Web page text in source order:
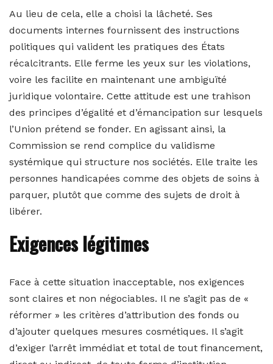
Au lieu de cela, elle a choisi la lâcheté. Ses
documents internes fournissent des instructions
politiques qui valident les pratiques des États
récalcitrants. Elle ferme les yeux sur les violations,
voire les facilite en maintenant une ambiguïté
juridique volontaire. Cette attitude est une trahison
des principes d’égalité et d’émancipation sur lesquels
l’Union prétend se fonder. En agissant ainsi, la
Commission se rend complice du validisme
systémique qui structure nos sociétés. Elle traite les
personnes handicapées comme des objets de soins à
parquer, plutôt que comme des sujets de droit à
libérer.
Exigences légitimes
Face à cette situation inacceptable, nos exigences
sont claires et non négociables. Il ne s’agit pas de «
réformer » les critères d’attribution des fonds ou
d’ajouter quelques mesures cosmétiques. Il s’agit
d’exiger l’arrêt immédiat et total de tout financement,